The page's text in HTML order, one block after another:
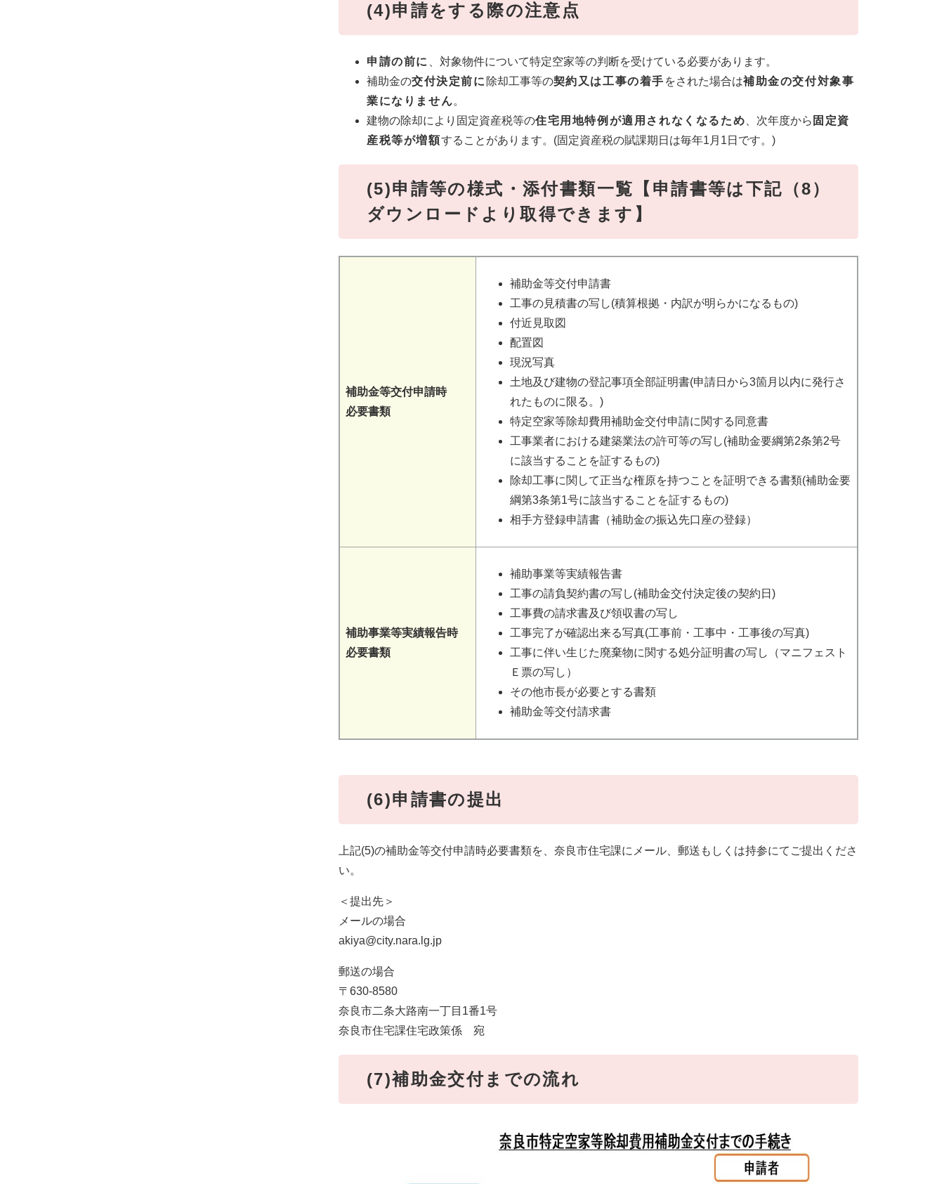
(4)申請をする際の注意点
申請の前に
、対象物件について特定空家等の判断を受けている必要があります。
補助金の交付決定前に 除却工事等の契約又は工事の着手 をされた場合は補助金の交付対象事
業になりません。
建物の除却により固定資産税等の住宅用地特例が適用されなくなるため 、次年度から 固定資
産税等が増額することがあります。(固定資産税の賦課期日は毎年1月1日です。)
(5)申請等の様式・添付書類一覧【申請書等は下記（8）
ダウンロードより取得できます】
補助金等交付申請時
必要書類
補助金等交付申請書
工事の見積書の写し(積算根拠・内訳が明らかになるもの)
付近見取図
配置図
現況写真
土地及び建物の登記事項全部証明書(申請日から3箇月以内に発行さ
れたものに限る。)
特定空家等除却費用補助金交付申請に関する同意書
工事業者における建築業法の許可等の写し(補助金要綱第2条第2号
に該当することを証するもの)
除却工事に関して正当な権原を持つことを証明できる書類(補助金要
綱第3条第1号に該当することを証するもの)
相手方登録申請書（補助金の振込先口座の登録）
補助事業等実績報告時
必要書類
補助事業等実績報告書
工事の請負契約書の写し(補助金交付決定後の契約日)
工事費の請求書及び領収書の写し
工事完了が確認出来る写真(工事前・工事中・工事後の写真)
工事に伴い生じた廃棄物に関する処分証明書の写し（マニフェスト
Ｅ票の写し）
その他市長が必要とする書類
補助金等交付請求書
(6)申請書の提出
上記(5)の補助金等交付申請時必要書類を、奈良市住宅課にメール、郵送もしくは持参にてご提出くださ
い。
＜提出先＞
メールの場合
akiya@city.nara.lg.jp
郵送の場合
〒630-8580
奈良市二条大路南一丁目1番1号
奈良市住宅課住宅政策係 宛
(7)補助金交付までの流れ